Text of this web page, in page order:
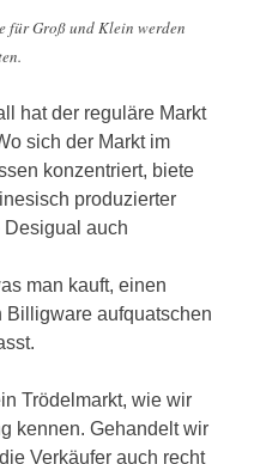
für Groß und Klein werden
hat der reguläre Markt
sich der Markt im
konzentriert, biete
produzierter
Desigual auch
man kauft, einen
Billigware aufquatschen
Trödelmarkt, wie wir
kennen. Gehandelt wir
Verkäufer auch recht